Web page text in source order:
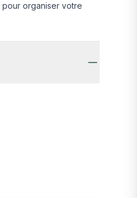
pour organiser votre